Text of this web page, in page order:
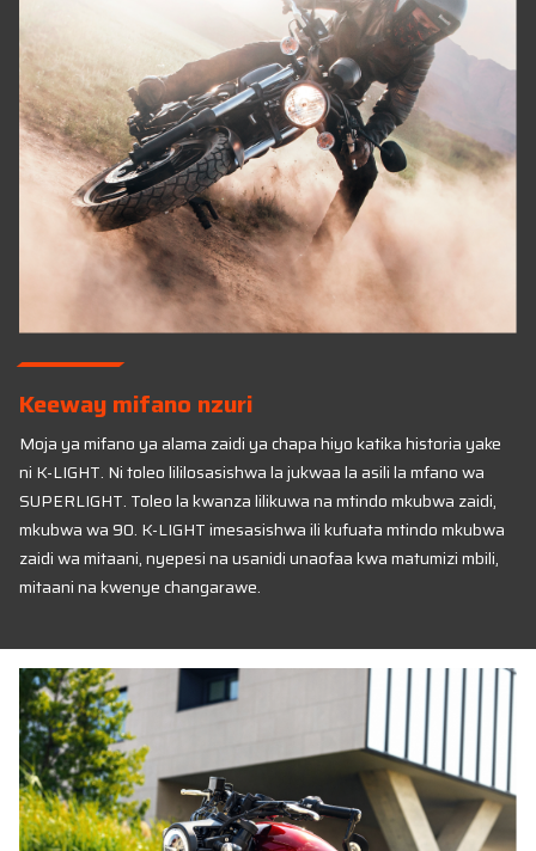
Keeway mifano nzuri
Moja ya mifano ya alama zaidi ya chapa hiyo katika historia yake
ni K-LIGHT. Ni toleo lililosasishwa la jukwaa la asili la mfano wa
SUPERLIGHT. Toleo la kwanza lilikuwa na mtindo mkubwa zaidi,
mkubwa wa 90. K-LIGHT imesasishwa ili kufuata mtindo mkubwa
zaidi wa mitaani, nyepesi na usanidi unaofaa kwa matumizi mbili,
mitaani na kwenye changarawe.